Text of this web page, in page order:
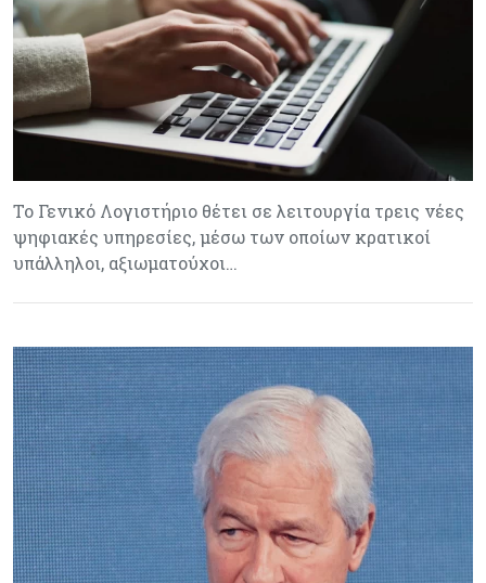
Το Γενικό Λογιστήριο θέτει σε λειτουργία τρεις νέες
ψηφιακές υπηρεσίες, μέσω των οποίων κρατικοί
υπάλληλοι, αξιωματούχοι…